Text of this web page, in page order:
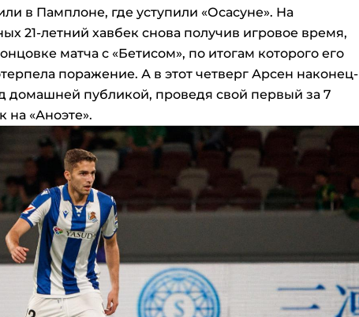
в Памплоне, где уступили «Осасуне». На
21-летний хавбек снова получив игровое время,
матча с «Бетисом», по итогам которого его
поражение. А в этот четверг Арсен наконец-
домашней публикой, проведя свой первый за 7
на «Аноэте».